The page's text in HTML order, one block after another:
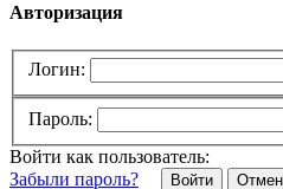
Авторизация
Логин:
Пароль:
Войти как пользователь:
Забыли пароль?